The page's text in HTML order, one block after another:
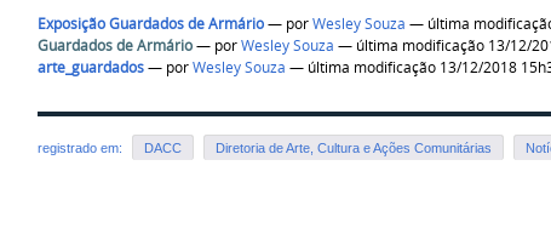
Exposição Guardados de Armário— porWesley Souza — última
Guardados de Armário— porWesley Souza — última modificação 13/12/
arte_guardados— porWesley Souza — última modificação 13/12/2018
registrado em: DACC Diretoria de Arte, Cultura e Ações Comunitárias